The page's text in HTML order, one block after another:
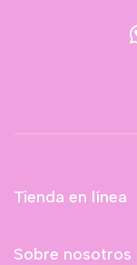
Tienda en línea
Sobre nosotros